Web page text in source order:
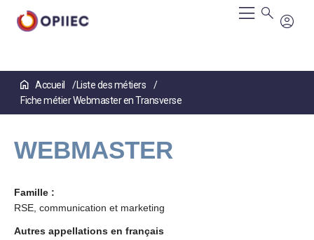
contenu
principal
Accueil
Liste des métiers
Fiche métier Webmaster en Transverse
WEBMASTER
Famille :
RSE, communication et marketing
Autres appellations en français